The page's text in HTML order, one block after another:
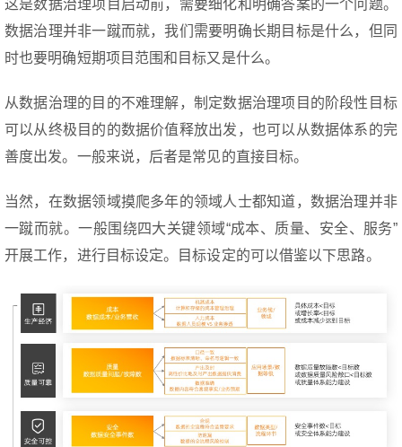
这是数据治理项目启动前，需要细化和明确答案的一个问题。
数据治理并非一蹴而就，我们需要明确长期目标是什么，但同
时也要明确短期项目范围和目标又是什么。
从数据治理的目的不难理解，制定数据治理项目的阶段性目标
可以从终极目的的数据价值释放出发，也可以从数据体系的完
善度出发。一般来说，后者是常见的直接目标。
当然，在数据领域摸爬多年的领域人士都知道，数据治理并非
一蹴而就。一般围绕四大关键领域“成本、质量、安全、服务”
开展工作，进行目标设定。目标设定的可以借鉴以下思路。